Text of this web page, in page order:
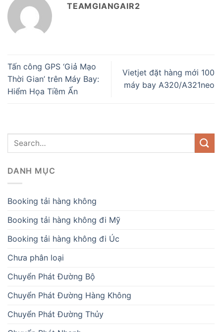
TEAMGIANGAIR2
Tấn công GPS ‘Giả Mạo
Thời Gian’ trên Máy Bay:
Hiểm Họa Tiềm Ẩn
Vietjet đặt hàng mới 100
máy bay A320/A321neo
DANH MỤC
Booking tải hàng không
Booking tải hàng không đi Mỹ
Booking tải hàng không đi Úc
Chưa phân loại
Chuyển Phát Đường Bộ
Chuyển Phát Đường Hàng Không
Chuyển Phát Đường Thủy